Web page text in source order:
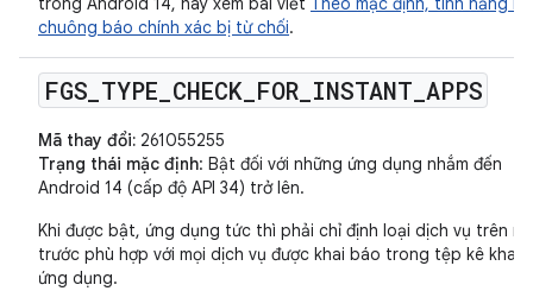
chuông báo chính xác bị từ chối.
FGS TYPE CHECK FOR_ INSTANT APPS
Mã thay đổi: 261055255
Trạng thái mặc định: Bật đối với những ứng dụng nhắm đến
Android 14 (cấp độ API 34) trở lên.
Khi được bật, ứng dụng tức thì phải chỉ định loại dịch vụ trên
trước phù hợp với mọi dịch vụ được khai báo trong tệp kê khai
ứng dụng.